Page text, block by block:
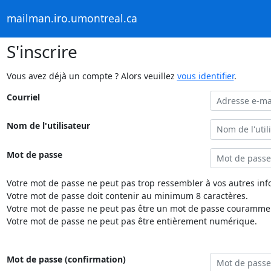
mailman.iro.umontreal.ca
S'inscrire
Vous avez déjà un compte ? Alors veuillez vous identifier.
Courriel
Nom de l'utilisateur
Mot de passe
Votre mot de passe ne peut pas trop ressembler à vos autres
Votre mot de passe doit contenir au minimum 8 caractères.
Votre mot de passe ne peut pas être un mot de passe
Votre mot de passe ne peut pas être entièrement numérique.
Mot de passe (confirmation)